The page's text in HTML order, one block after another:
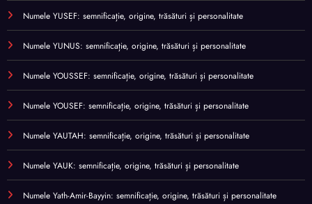
Numele YUSEF: semnificație, origine, trăsături și personalitate
Numele YUNUS: semnificație, origine, trăsături și personalitate
Numele YOUSSEF: semnificație, origine, trăsături și personalitate
Numele YOUSEF: semnificație, origine, trăsături și personalitate
Numele YAUTAH: semnificație, origine, trăsături și personalitate
Numele YAUK: semnificație, origine, trăsături și personalitate
Numele Yath-Amir-Bayyin: semnificație, origine, trăsături și personalitate